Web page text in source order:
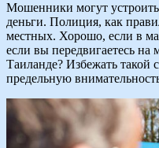
Мошенники могут устроить
деньги. Полиция, как
местных. Хорошо, если в
если вы передвигаетесь на
Таиланде? Избежать такой
предельную